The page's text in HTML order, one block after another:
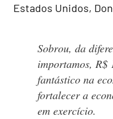
Estados Unidos,
Sobrou, da
importamos, R$
fantástico na
fortalecer a
em exercício.